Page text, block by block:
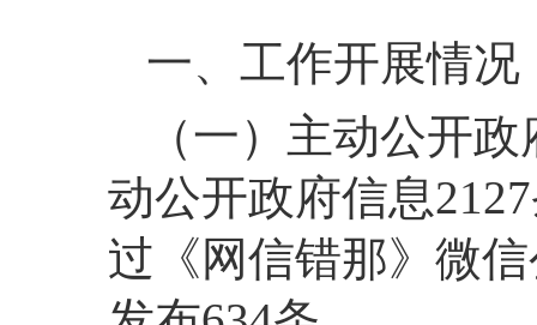
一、工作开展情况
（一）主动公开
动公开政府信息2127
过《网信错那》微